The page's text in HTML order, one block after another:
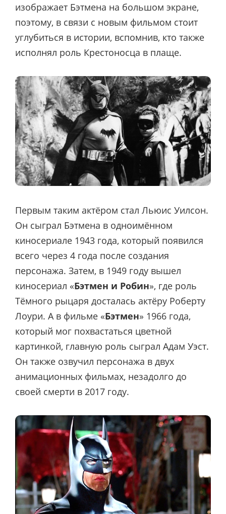
изображает Бэтмена на большом экране,
поэтому, в связи с новым фильмом стоит
углубиться в истории, вспомнив, кто также
исполнял роль Крестоносца в плаще.
Первым таким актёром стал Льюис Уилсон.
Он сыграл Бэтмена в одноимённом
киносериале 1943 года, который появился
всего через 4 года после создания
персонажа. Затем, в 1949 году вышел
киносериал «Бэтмен и Робин», где роль
Тёмного рыцаря досталась актёру Роберту
Лоури. А в фильме «Бэтмен» 1966 года,
который мог похвастаться цветной
картинкой, главную роль сыграл Адам Уэст.
Он также озвучил персонажа в двух
анимационных фильмах, незадолго до
своей смерти в 2017 году.